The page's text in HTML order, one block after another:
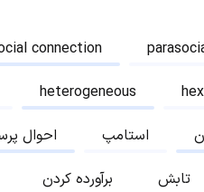
connection
heterogeneous
احوال استامپ
برآورده کردن تابش